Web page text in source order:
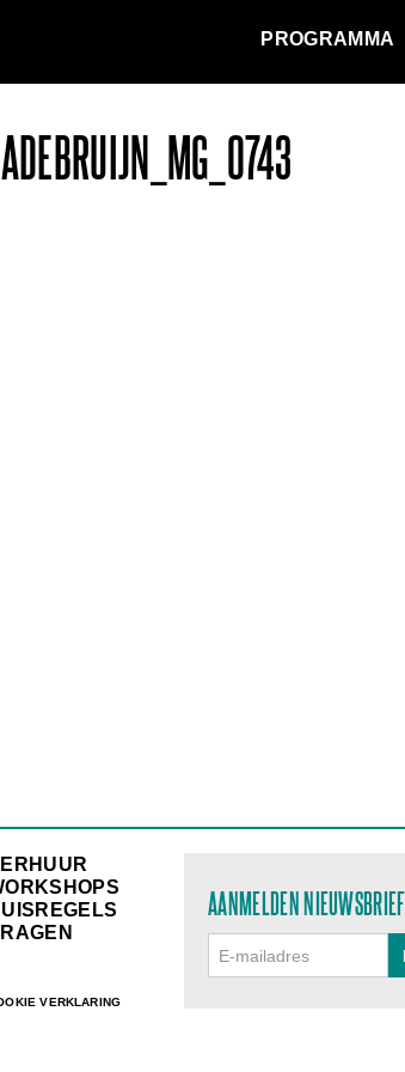
PROGRAMMA
VERKLARING
AANMELDEN NIEUWSBRIEF